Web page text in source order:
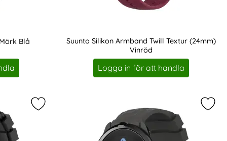
Blå
Suunto Silikon Armband Twill Textur (24mm)
Vinröd
Art. nr 201201
Logga in för att handla
Wrist Transparent TPU Skal som favorit
Markera silikon Armband Diamond Textur Suunto